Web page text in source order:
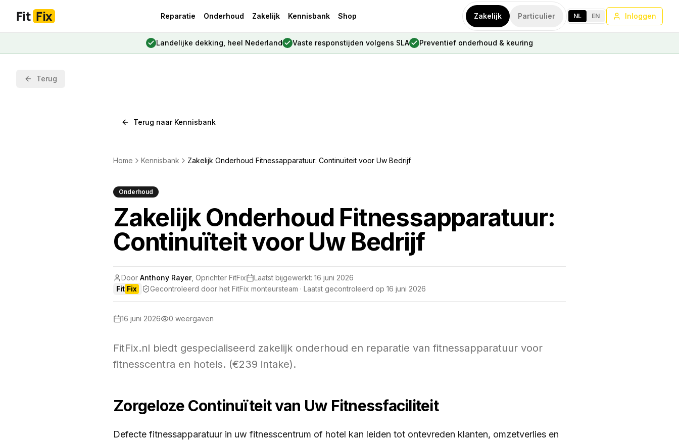
Fit Fix Reparatie Onderhoud Zakelijk Kennisbank Shop Zakelijk Particulier NL EN Inloggen
Landelijke dekking, heel Nederland Vaste responstijden volgens SLA Preventief onderhoud & keuring
Terug
Terug naar Kennisbank
Home Kennisbank Zakelijk Onderhoud Fitnessapparatuur: Continuïteit voor Uw Bedrijf
Onderhoud
Zakelijk Onderhoud Fitnessapparatuur:
Continuïteit voor Uw Bedrijf
Door Anthony Rayer, Oprichter FitFix Laatst bijgewerkt: 16 juni 2026
Fit Fix Gecontroleerd door het FitFix monteursteam · Laatst gecontroleerd op 16 juni 2026
16 juni 2026 0 weergaven
FitFix.nl biedt gespecialiseerd zakelijk onderhoud en reparatie van fitnessapparatuur voor
fitnesscentra en hotels. (€239 intake).
Zorgeloze Continuïteit van Uw Fitnessfaciliteit
Defecte fitnessapparatuur in uw fitnesscentrum of hotel kan leiden tot ontevreden klanten, omzetverlies en